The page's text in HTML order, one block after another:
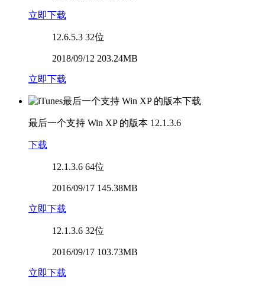
立即下载
12.6.5.3 32位
2018/09/12 203.24MB
立即下载
最后一个支持 Win XP 的版本 12.1.3.6
下载
12.1.3.6 64位
2016/09/17 145.38MB
立即下载
12.1.3.6 32位
2016/09/17 103.73MB
立即下载